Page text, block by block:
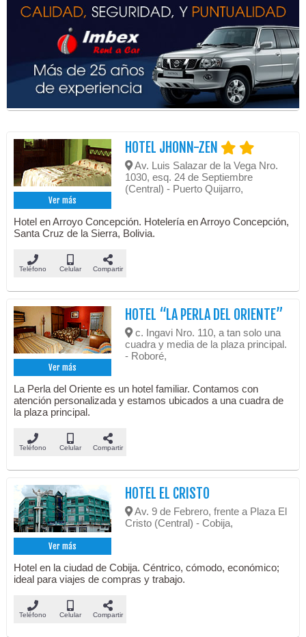
Ver más
HOTEL JHONN-ZEN
Av. Luis Salazar de la Vega Nro.
1030, esq. 24 de Septiembre
(Central) - Puerto Quijarro,
Hotel en Arroyo Concepción. Hotelería en Arroyo Concepción,
Santa Cruz de la Sierra, Bolivia.
Teléfono Celular Compartir
Ver más
HOTEL “LA PERLA DEL ORIENTE”
c. Ingavi Nro. 110, a tan solo una
cuadra y media de la plaza principal.
- Roboré,
La Perla del Oriente es un hotel familiar. Contamos con
atención personalizada y estamos ubicados a una cuadra de
la plaza principal.
Teléfono Celular Compartir
Ver más
HOTEL EL CRISTO
Av. 9 de Febrero, frente a Plaza El
Cristo (Central) - Cobija,
Hotel en la ciudad de Cobija. Céntrico, cómodo, económico;
ideal para viajes de compras y trabajo.
Teléfono Celular Compartir